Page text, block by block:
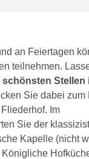
an Feiertagen
teilnehmen.
schönsten Stellen
Sie dabei zum
Im
Sie der
Kapelle (nicht